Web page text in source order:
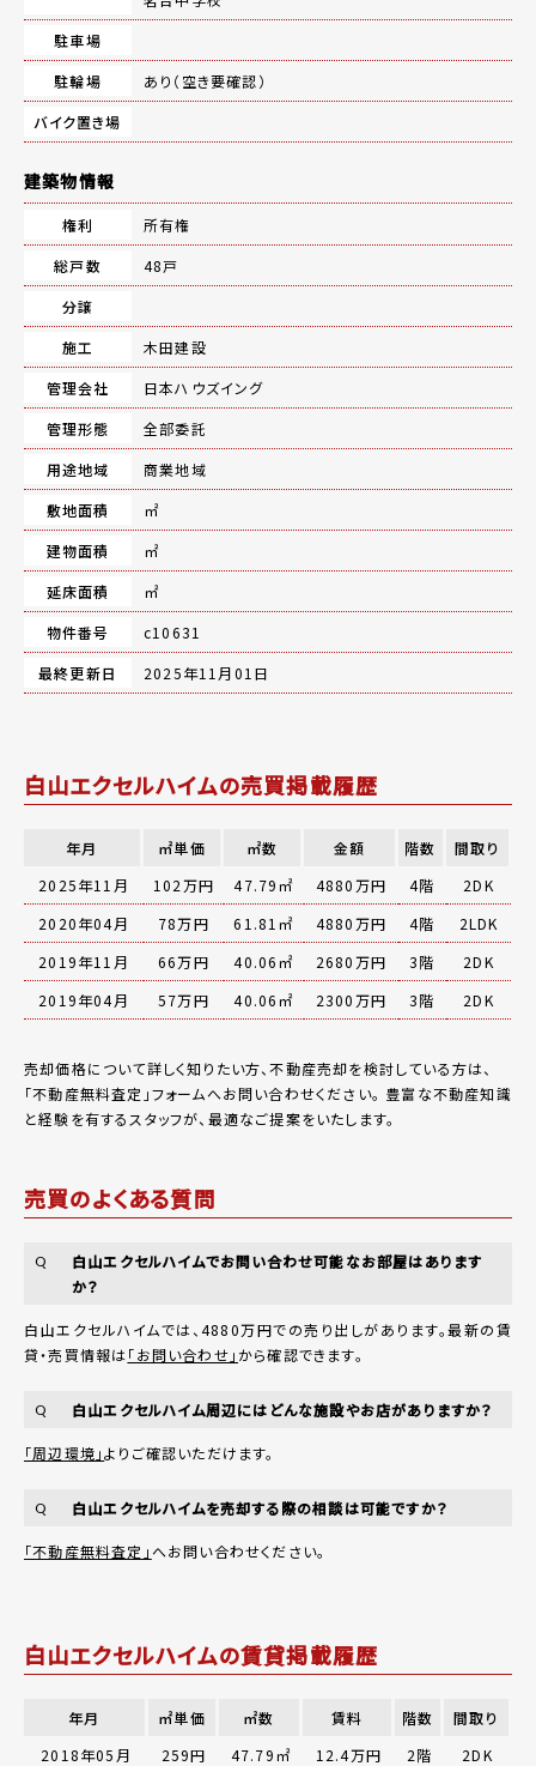
駐車場
駐輪場
あり（空き要確認）
バイク置き場
建築物情報
権利
所有権
総戸数
48戸
分譲
施工
木田建設
管理会社
日本ハウズイング
管理形態
全部委託
用途地域
商業地域
敷地面積
㎡
建物面積
㎡
延床面積
㎡
物件番号
c10631
最終更新日
2025年11月01日
白山エクセルハイムの売買掲載履歴
年月 ㎡単価 ㎡数 金額 階数
間取り
2025年11月
102万円 47.79㎡ 4880万円 4階
2DK
2020年04月
78万円 61.81㎡ 4880万円 4階
2LDK
2019年11月
66万円 40.06㎡ 2680万円 3階
2DK
2019年04月
57万円 40.06㎡ 2300万円 3階 2DK
売却価格について詳しく知りたい方、不動産売却を検討している方は、
「不動産無料査定 」フォームへお問い合わせください。 豊富な不動産知識
と経験を有するスタッフが、最適なご提案をいたします。
売買のよくある質問
Q
白山エクセルハイムでお問い合わせ可能なお部屋はあります
か？
白山エクセルハイムでは、4880万円での売り出しがあります。最新の賃
貸・売買情報は「お問い合わせ」 から確認できます。
Q 白山エクセルハイム周辺にはどんな施設やお店がありますか？
「周辺環境」よりご確認いただけます。
Q 白山エクセルハイムを売却する際の相談は可能ですか？
「不動産無料査定」へお問い合わせください。
白山エクセルハイムの賃貸掲載履歴
年月 ㎡単価 ㎡数 賃料 階数
間取り
2018年05月
259円 47.79㎡ 12.4万円 2階
2DK